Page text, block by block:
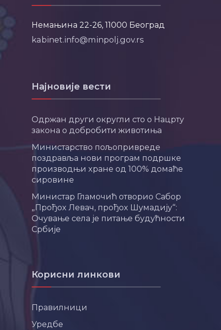
Немањина 22-26, 11000 Београд
kabinet.info@minpolj.gov.rs
Најновије вести
Одржан други округли сто о Нацрту
закона о добробити животиња
Министарство пољопривреде
поздравља нови програм подршке
производњи хране од 100% домаће
сировине
Министар Гламочић отворио Сабор
„Прођох Левач, прођох Шумадију“:
Очување села је питање будућности
Србије
Корисни линкови
Правилници
Уредбе